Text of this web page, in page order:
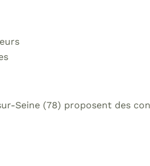
Seine (78) proposent des